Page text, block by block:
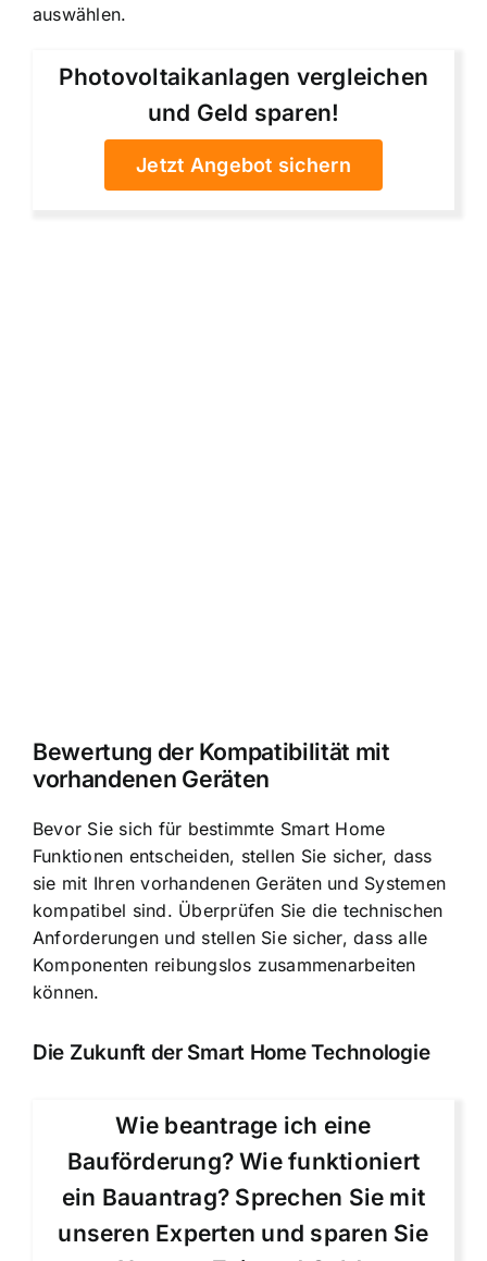
auswählen.
Photovoltaikanlagen vergleichen
und Geld sparen!
Jetzt Angebot sichern
Bewertung der Kompatibilität mit
vorhandenen Geräten
Bevor Sie sich für bestimmte Smart Home
Funktionen entscheiden, stellen Sie sicher, dass
sie mit Ihren vorhandenen Geräten und Systemen
kompatibel sind. Überprüfen Sie die technischen
Anforderungen und stellen Sie sicher, dass alle
Komponenten reibungslos zusammenarbeiten
können.
Die Zukunft der Smart Home Technologie
Wie beantrage ich eine
Bauförderung? Wie funktioniert
ein Bauantrag? Sprechen Sie mit
unseren Experten und sparen Sie